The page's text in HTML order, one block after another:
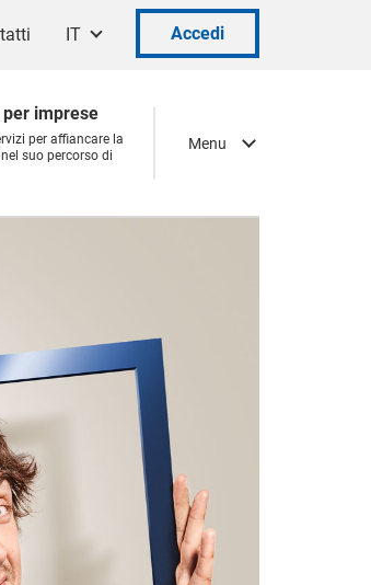
IT Accedi
Menu
imprese
per affiancare la
suo percorso di